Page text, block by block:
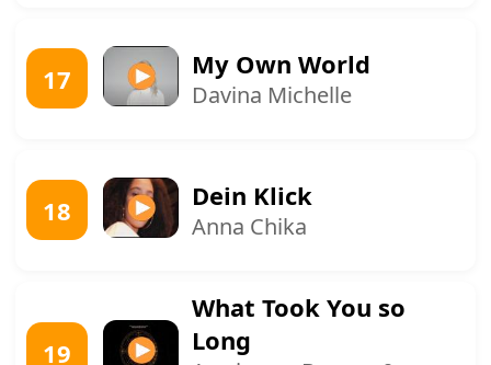
17 My Own World
Davina Michelle
18 Dein Klick
Anna Chika
19
What Took You so
Long